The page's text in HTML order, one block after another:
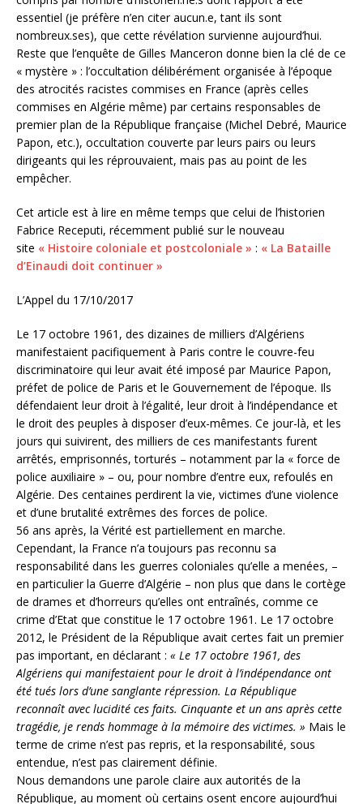
essentiel (je préfère n’en citer aucun.e, tant ils sont
nombreux.ses), que cette révélation survienne aujourd’hui.
Reste que l’enquête de Gilles Manceron donne bien la clé de ce
« mystère » : l’occultation délibérément organisée à l’époque
des atrocités racistes commises en France (après celles
commises en Algérie même) par certains responsables de
premier plan de la République française (Michel Debré, Maurice
Papon, etc.), occultation couverte par leurs pairs ou leurs
dirigeants qui les réprouvaient, mais pas au point de les
empêcher.
Cet article est à lire en même temps que celui de l’historien
Fabrice Receputi, récemment publié sur le nouveau
site « Histoire coloniale et postcoloniale » : « La Bataille
d’Einaudi doit continuer »
L’Appel du 17/10/2017
Le 17 octobre 1961, des dizaines de milliers d’Algériens
manifestaient pacifiquement à Paris contre le couvre-feu
discriminatoire qui leur avait été imposé par Maurice Papon,
préfet de police de Paris et le Gouvernement de l’époque. Ils
défendaient leur droit à l’égalité, leur droit à l’indépendance et
le droit des peuples à disposer d’eux-mêmes. Ce jour-là, et les
jours qui suivirent, des milliers de ces manifestants furent
arrêtés, emprisonnés, torturés – notamment par la « force de
police auxiliaire » – ou, pour nombre d’entre eux, refoulés en
Algérie. Des centaines perdirent la vie, victimes d’une violence
et d’une brutalité extrêmes des forces de police.
56 ans après, la Vérité est partiellement en marche.
Cependant, la France n’a toujours pas reconnu sa
responsabilité dans les guerres coloniales qu’elle a menées, –
en particulier la Guerre d’Algérie – non plus que dans le cortège
de drames et d’horreurs qu’elles ont entraînés, comme ce
crime d’Etat que constitue le 17 octobre 1961. Le 17 octobre
2012, le Président de la République avait certes fait un premier
pas important, en déclarant : « Le 17 octobre 1961, des
Algériens qui manifestaient pour le droit à l’indépendance ont
été tués lors d’une sanglante répression. La République
reconnaît avec lucidité ces faits. Cinquante et un ans après cette
tragédie, je rends hommage à la mémoire des victimes. » Mais le
terme de crime n’est pas repris, et la responsabilité, sous
entendue, n’est pas clairement définie.
Nous demandons une parole claire aux autorités de la
République, au moment où certains osent encore aujourd’hui